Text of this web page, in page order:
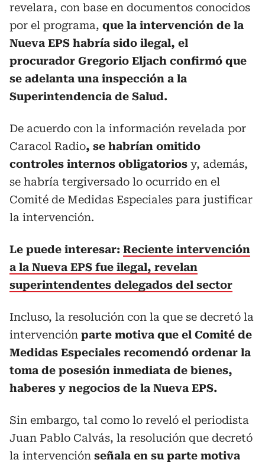
revelara, con base en documentos conocidos
por el programa, que la intervención de la
Nueva EPS habría sido ilegal, el
procurador Gregorio Eljach confirmó que
se adelanta una inspección a la
Superintendencia de Salud.
De acuerdo con la información revelada por
Caracol Radio, se habrían omitido
controles internos obligatorios y, además,
se habría tergiversado lo ocurrido en el
Comité de Medidas Especiales para justificar
la intervención.
Le puede interesar: Reciente intervención
a la Nueva EPS fue ilegal, revelan
superintendentes delegados del sector
Incluso, la resolución con la que se decretó la
intervención parte motiva que el Comité de
Medidas Especiales recomendó ordenar la
toma de posesión inmediata de bienes,
haberes y negocios de la Nueva EPS.
Sin embargo, tal como lo reveló el periodista
Juan Pablo Calvás, la resolución que decretó
la intervención señala en su parte motiva